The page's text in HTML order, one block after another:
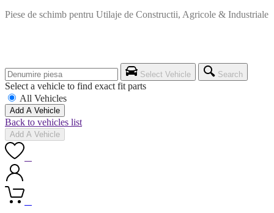
Piese de schimb pentru Utilaje de Constructii, Agricole & Industriale
Select Vehicle Search
Select a vehicle to find exact fit parts
All Vehicles
Add A Vehicle
Back to vehicles list
Add A Vehicle